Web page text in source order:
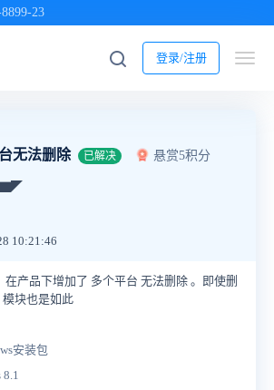
23
登录/注册
无法删除 已解决 悬赏5积分
10:21:46
在产品下增加了 多个平台 无法删除 。即使删
块也是如此
安装包
8.1